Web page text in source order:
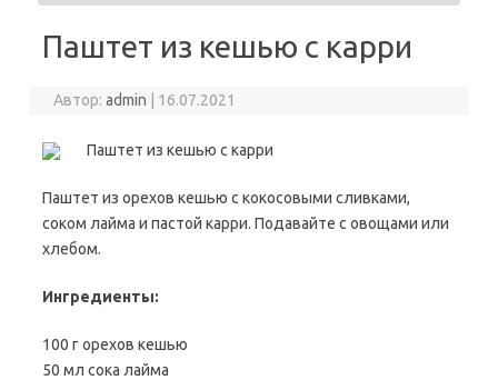
Паштет из кешью с карри
Автор:admin 16.07.2021
Паштет из кешью с карри
Паштет из орехов кешью с кокосовыми сливками,
соком лайма и пастой карри. Подавайте с овощами или
хлебом.
Ингредиенты:
100 г орехов кешью
50 мл сока лайма